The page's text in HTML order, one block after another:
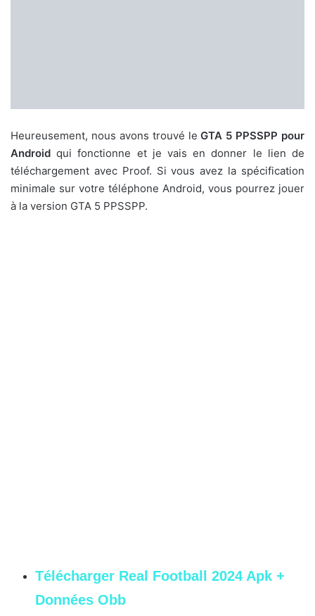
Heureusement, nous avons trouvé leGTA 5 PPSSPP pour
Android qui fonctionne et je vais en donner le lien de
téléchargement avec Proof. Si vous avez la spécification
minimale sur votre téléphone Android, vous pourrez jouer
à la version GTA 5 PPSSPP.
Télécharger Real Football 2024 Apk +
Données Obb